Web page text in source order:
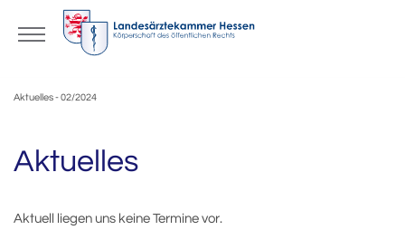
Aktuelles - 02/2024
Aktuelles
Aktuell liegen uns keine Termine vor.